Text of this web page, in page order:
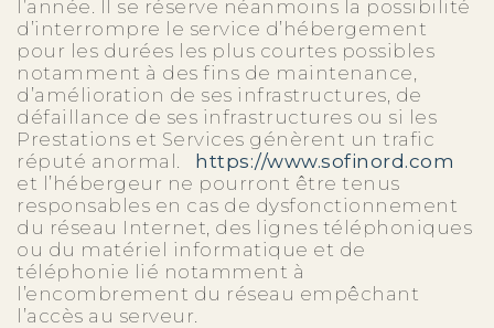
l’année. Il se réserve néanmoins la possibilité
d’interrompre le service d’hébergement
pour les durées les plus courtes possibles
notamment à des fins de maintenance,
d’amélioration de ses infrastructures, de
défaillance de ses infrastructures ou si les
Prestations et Services génèrent un trafic
réputé anormal.
https://www.sofinord.com
et l’hébergeur ne pourront être tenus
responsables en cas de dysfonctionnement
du réseau Internet, des lignes téléphoniques
ou du matériel informatique et de
téléphonie lié notamment à
l’encombrement du réseau empêchant
l’accès au serveur.